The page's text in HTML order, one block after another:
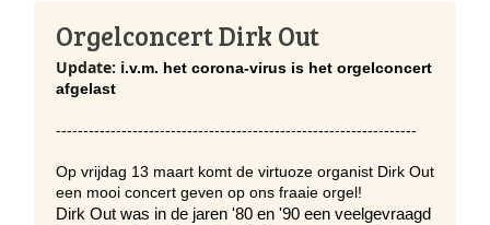
Orgelconcert Dirk Out
Update: i.v.m. het corona-virus is het orgelconcert
afgelast
------------------------------------------------------------------
Op vrijdag 13 maart komt de virtuoze organist Dirk Out
een mooi concert geven op ons fraaie orgel!
Dirk Out was in de jaren '80 en '90 een veelgevraagd